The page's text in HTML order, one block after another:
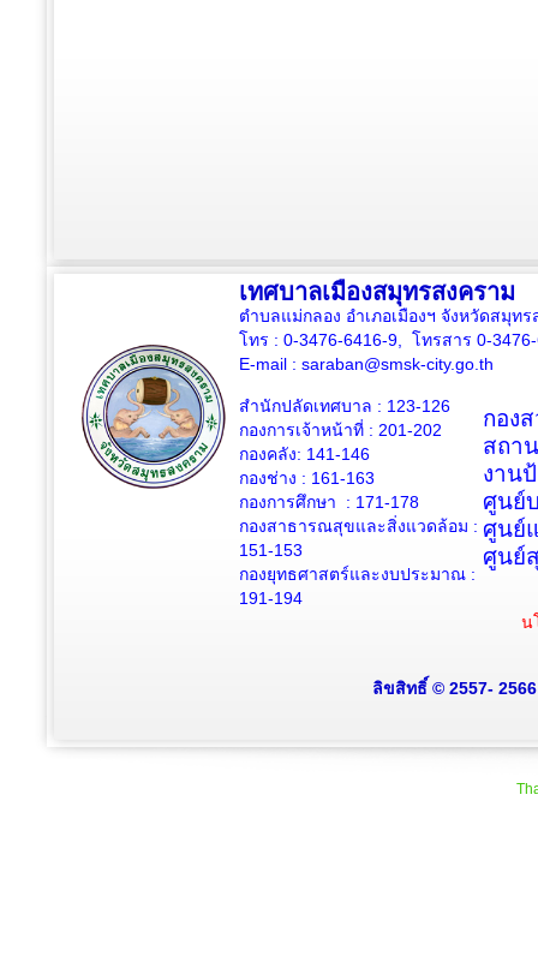
เทศบาลเมืองสมุทรสงคราม
ตำบลแม่กลอง อำเภอเมืองฯ จังหวัดสมุท
โทร : 0-3476-6416-9, โทรสาร 0-
E-mail : saraban@smsk-city.go.th
สำนักปลัดเทศบาล : 123-126
กองการเจ้าหน้าที่ : 201-202
กองคลัง: 141-146
กองช่าง : 161-163
กองการศึกษา : 171-178
กองสาธารณสุขและสิ่งแวดล้อม :
151-153
กองยุทธศาสตร์และงบประมาณ :
191-194
กอง
สถา
งาน
ศูนย์
ศูนย์
ศูนย์
น
ลิขสิทธิ์ © 2557-